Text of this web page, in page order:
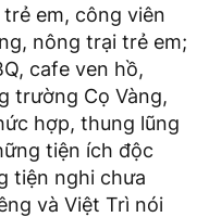
em, công viên
nông trại trẻ em;
cafe ven hồ,
trường Cọ Vàng,
hợp, thung lũng
tiện ích độc
tiện nghi chưa
và Việt Trì nói